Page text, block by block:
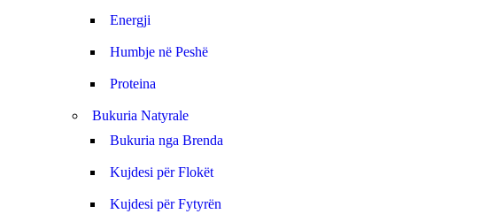
Energji
Humbje në Peshë
Proteina
Bukuria Natyrale
Bukuria nga Brenda
Kujdesi për Flokët
Kujdesi për Fytyrën